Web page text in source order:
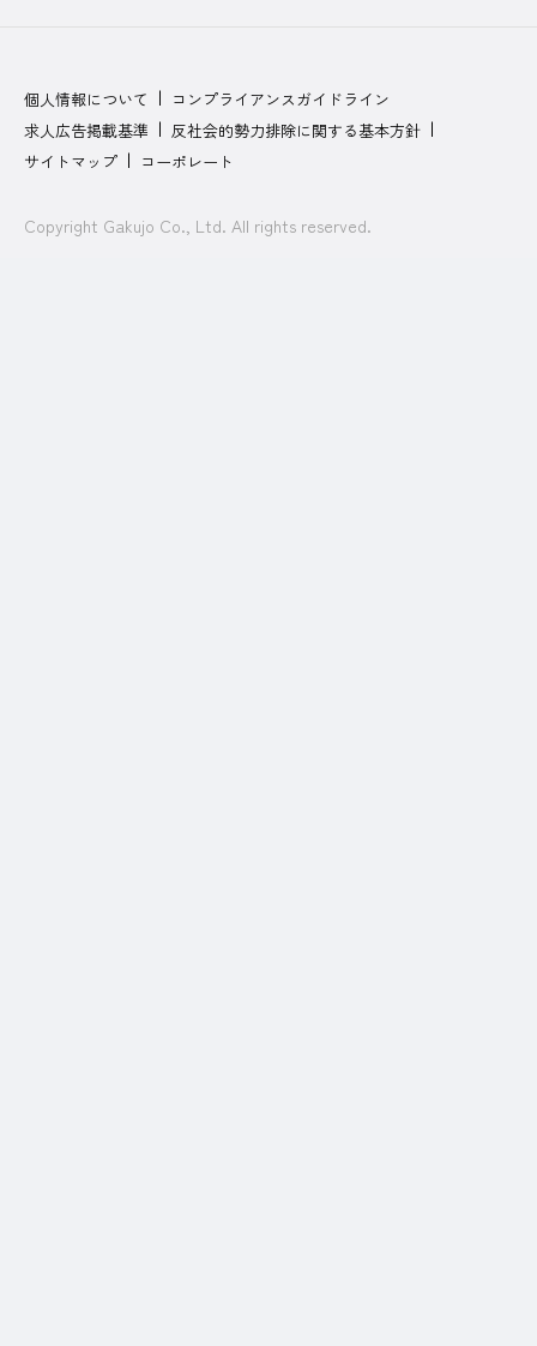
個人情報について
コンプライアンスガイドライン
求人広告掲載基準
反社会的勢力排除に関する基本方針
サイトマップ
コーポレート
Copyright Gakujo Co., Ltd. All rights reserved.